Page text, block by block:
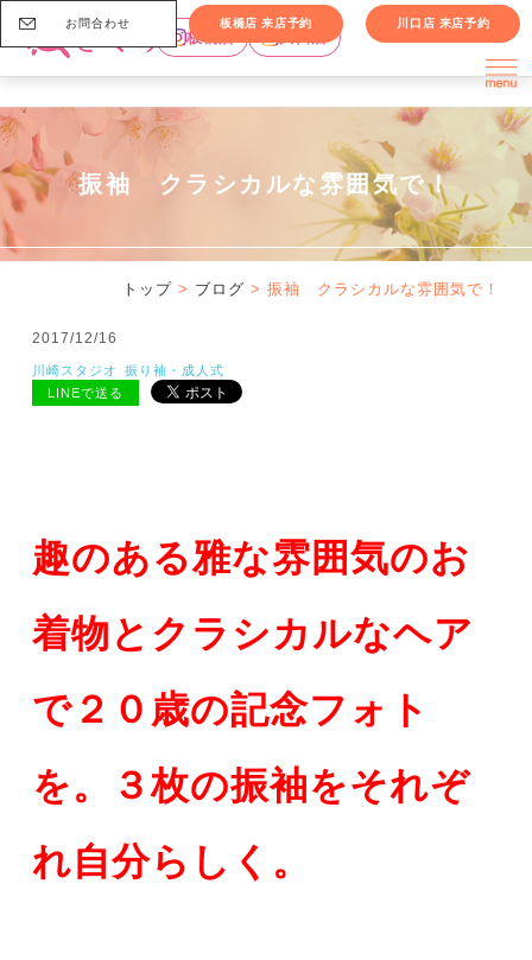
板橋店
お問合わせ 板橋店 来店予約 川口店 来店予約
振袖 クラシカルな雰囲気で！
トップ > ブログ > 振袖 クラシカルな雰囲気で！
2017/12/16
川崎スタジオ
振り袖・成人式
LINEで送る
趣のある雅な雰囲気のお
着物とクラシカルなヘア
で２０歳の記念フォト
を。３枚の振袖をそれぞ
れ自分らしく。